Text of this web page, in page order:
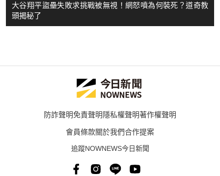
大谷翔平盜壘失敗求挑戰被無視！網怒噴為何裝死？道奇教
頭揭秘了
防詐聲明免責聲明隱私權聲明著作權聲明
會員條款關於我們合作提案
追蹤NOWNEWS今日新聞